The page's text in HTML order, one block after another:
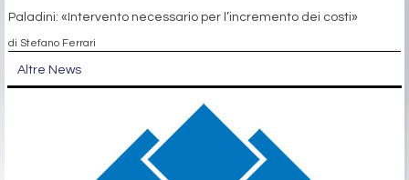
Paladini: «Intervento necessario per l’incremento dei costi»
di Stefano Ferrari
Altre News